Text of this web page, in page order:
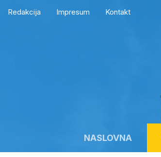
Redakcija Impresum Kontakt
NASLOVNA